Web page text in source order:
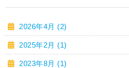
2026年4月 (2)
2025年2月 (1)
2023年8月 (1)